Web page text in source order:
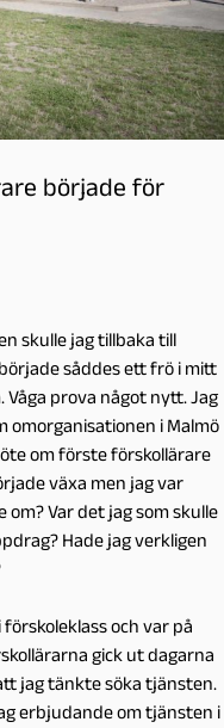
började för
skulle jag tillbaka till
såddes ett frö i mitt
Våga prova något nytt. Jag
omorganisationen i Malmö
om förste förskollärare
växa men jag var
Var det jag som skulle
Hade jag verkligen
och var på
gick ut dagarna
jag tänkte söka tjänsten.
erbjudande om tjänsten i